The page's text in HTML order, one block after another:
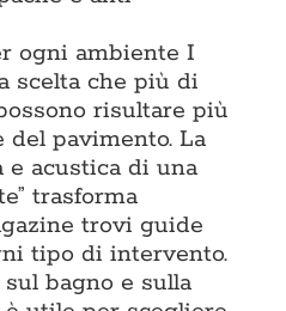
ogni ambiente I
scelta che più di
risultare più
del pavimento. La
e acustica di una
trasforma
trovi guide
tipo di intervento.
bagno e sulla